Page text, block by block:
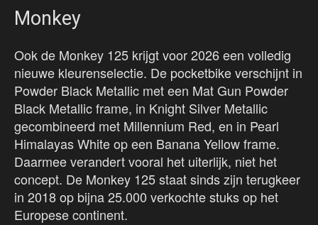
Monkey
Ook de Monkey 125 krijgt voor 2026 een volledig
nieuwe kleurenselectie. De pocketbike verschijnt in
Powder Black Metallic met een Mat Gun Powder
Black Metallic frame, in Knight Silver Metallic
gecombineerd met Millennium Red, en in Pearl
Himalayas White op een Banana Yellow frame.
Daarmee verandert vooral het uiterlijk, niet het
concept. De Monkey 125 staat sinds zijn terugkeer
in 2018 op bijna 25.000 verkochte stuks op het
Europese continent.